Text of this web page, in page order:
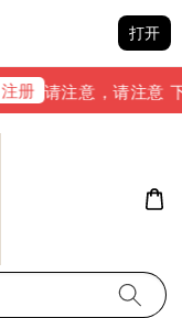
打开
注册 请注意，请注意